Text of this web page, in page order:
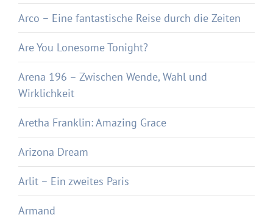
Arco – Eine fantastische Reise durch die Zeiten
Are You Lonesome Tonight?
Arena 196 – Zwischen Wende, Wahl und
Wirklichkeit
Aretha Franklin: Amazing Grace
Arizona Dream
Arlit – Ein zweites Paris
Armand